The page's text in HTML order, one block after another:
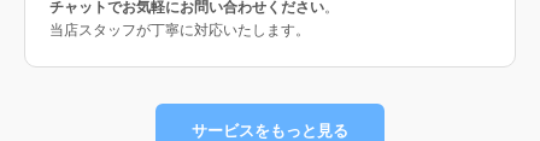
チャットでお気軽にお問い合わせください。
当店スタッフが丁寧に対応いたします。
サービスをもっと見る